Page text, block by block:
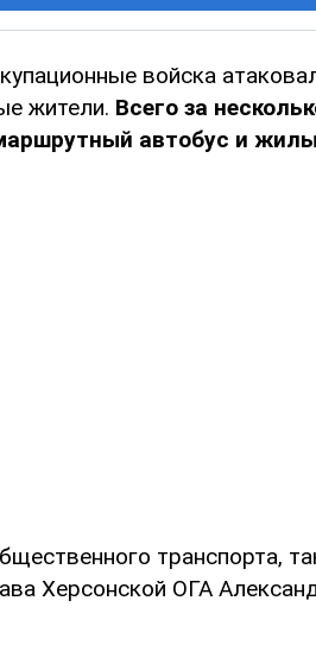
войска
жители. Всего за
автобус и
транспорта,
Херсонской ОГА